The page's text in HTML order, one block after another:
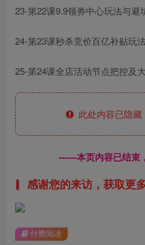
23-第22课9.9领券中心玩法与避
24-第23课秒杀竞价百亿补贴玩
25-第24课全店活动节点把控及
此处内容已隐藏
------本页内容已结束
感谢您的来访，获取更
付费阅读